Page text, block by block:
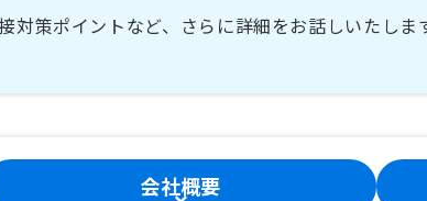
対策ポイントなど、さらに詳細をお話しいたしま
会社概要